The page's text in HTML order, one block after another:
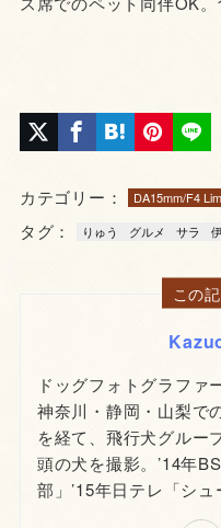
カテゴリー： DA15mm/F4
タグ： りゅう グルメ サラ
この
ドッグフォトグラフ
神奈川・静岡・山梨で
を経て、飛行犬グルー
頭の犬を撮影。’14年
部」’15年日テレ「シュ